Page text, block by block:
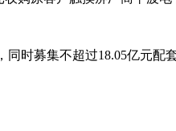
时募集不超过18.05亿元配套